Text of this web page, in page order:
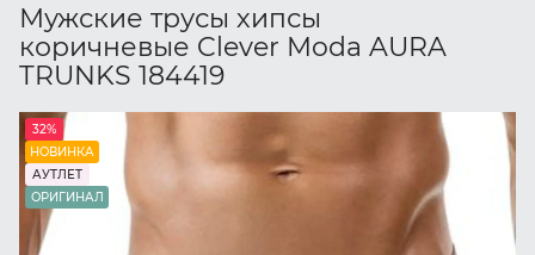
Мужские трусы хипсы
коричневые Clever Moda AURA
TRUNKS 184419
32%
НОВИНКА
АУТЛЕТ
ОРИГИНАЛ